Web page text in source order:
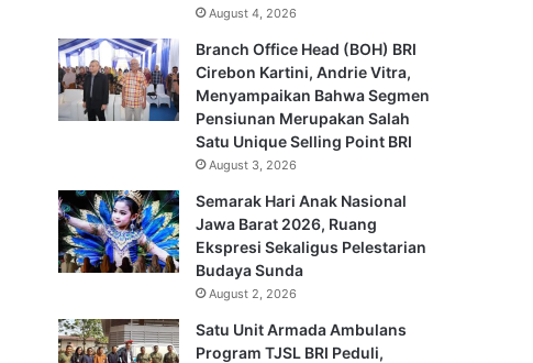
August 4, 2026
Branch Office Head (BOH) BRI
Cirebon Kartini, Andrie Vitra,
Menyampaikan Bahwa Segmen
Pensiunan Merupakan Salah
Satu Unique Selling Point BRI
August 3, 2026
Semarak Hari Anak Nasional
Jawa Barat 2026, Ruang
Ekspresi Sekaligus Pelestarian
Budaya Sunda
August 2, 2026
Satu Unit Armada Ambulans
Program TJSL BRI Peduli,